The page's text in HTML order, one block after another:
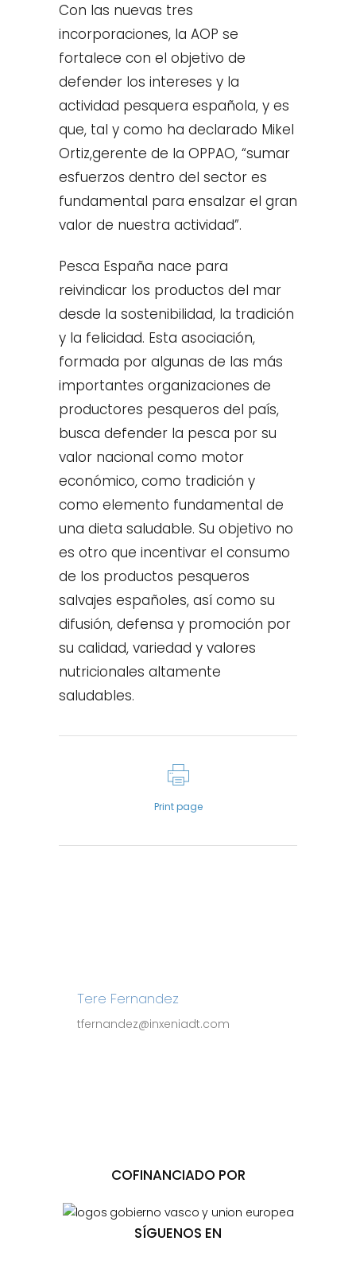
Con las nuevas tres
incorporaciones, la AOP se
fortalece con el objetivo de
defender los intereses y la
actividad pesquera española, y es
que, tal y como ha declarado Mikel
Ortiz,gerente de la OPPAO, “sumar
esfuerzos dentro del sector es
fundamental para ensalzar el gran
valor de nuestra actividad”.
Pesca España nace para
reivindicar los productos del mar
desde la sostenibilidad, la tradición
y la felicidad. Esta asociación,
formada por algunas de las más
importantes organizaciones de
productores pesqueros del país,
busca defender la pesca por su
valor nacional como motor
económico, como tradición y
como elemento fundamental de
una dieta saludable. Su objetivo no
es otro que incentivar el consumo
de los productos pesqueros
salvajes españoles, así como su
difusión, defensa y promoción por
su calidad, variedad y valores
nutricionales altamente
saludables.
Print page
Tere Fernandez
tfernandez@inxeniadt.com
COFINANCIADO POR
SÍGUENOS EN